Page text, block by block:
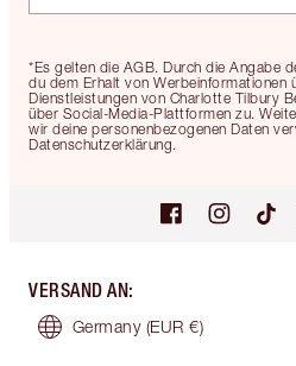
*Es gelten die AGB. Durch die Angabe
du dem Erhalt von Werbeinformationen
Dienstleistungen von Charlotte Tilbury
über Social-Media-Plattformen zu.
wir deine personenbezogenen Daten
Datenschutzerklärung.
VERSAND AN:
Germany (EUR €)